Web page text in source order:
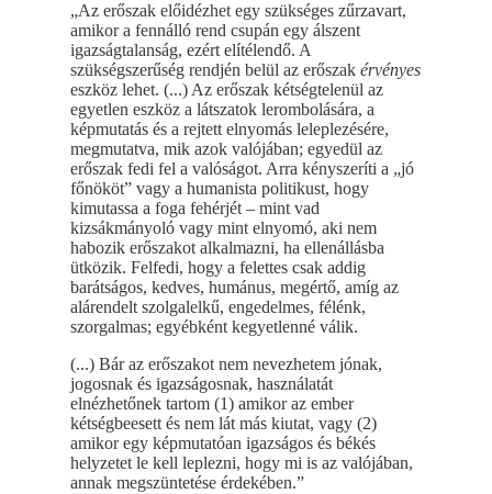
„Az erőszak előidézhet egy szükséges zűrzavart,
amikor a fennálló rend csupán egy álszent
igazságtalanság, ezért elítélendő. A
szükségszerűség rendjén belül az erőszak érvényes
eszköz lehet. (...) Az erőszak kétségtelenül az
egyetlen eszköz a látszatok lerombolására, a
képmutatás és a rejtett elnyomás leleplezésére,
megmutatva, mik azok valójában; egyedül az
erőszak fedi fel a valóságot. Arra kényszeríti a „jó
főnököt” vagy a humanista politikust, hogy
kimutassa a foga fehérjét – mint vad
kizsákmányoló vagy mint elnyomó, aki nem
habozik erőszakot alkalmazni, ha ellenállásba
ütközik. Felfedi, hogy a felettes csak addig
barátságos, kedves, humánus, megértő, amíg az
alárendelt szolgalelkű, engedelmes, félénk,
szorgalmas; egyébként kegyetlenné válik.
(...) Bár az erőszakot nem nevezhetem jónak,
jogosnak és igazságosnak, használatát
elnézhetőnek tartom (1) amikor az ember
kétségbeesett és nem lát más kiutat, vagy (2)
amikor egy képmutatóan igazságos és békés
helyzetet le kell leplezni, hogy mi is az valójában,
annak megszüntetése érdekében.”